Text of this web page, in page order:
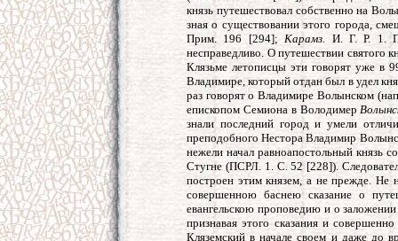
князь путешествовал собственно на
зная о существовании этого города,
Прим. 196 [294]; Карамз.
И. Г. Р. 1.
несправедливо. О путешествии святого
Клязьме летописцы эти говорят уже в
Владимире, который отдан был в удел
раз говорят о Владимире Волынском
епископом Семиона в Володимер
знали последний город и умели
преподобного Нестора Владимир
нежели начал равноапостольный князь
Стугне (ПСРЛ. 1. С. 52 [228]).
построен этим князем, а не прежде. Не
совершенною баснею сказание о
евангельскою проповедию и о
признавая этого сказания и
Кляземский в начале своем и даже до